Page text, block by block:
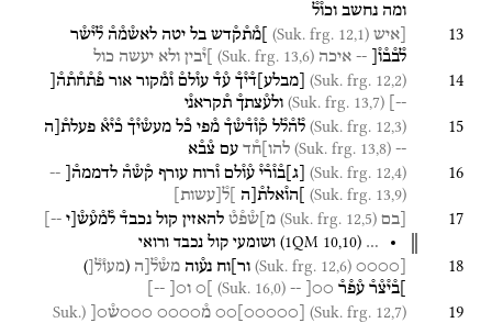
ומה נחשב וכו֯ל֯
13 [איש (Suk. frg. 12,1) ]מ֯ת֯ק֯דש בל יטה לאש֯מ֯ה֯ ל֯י֯ש֯ר
ל֯ב֯ב֯ו֯[
-- איכה (Suk. frg. 13,6) ]י֯בין ולא יעשה כול
14
(Suk. frg. 12,2) מבלע ד֯י֯ך֯ ע֯ד֯ עו֯לם֯ ו֯מ֯קור אור פ֯ת֯ח֯ת֯ה֯[
--]
(Suk. frg. 13,7) ולע֯צתך֯ ת֯קראנ֯י
15
(Suk. frg. 12,3) ל֯ה֯ל֯ל ק֯ו֯ד֯ש֯ך֯ מ֯פי כ֯ל מעש֯י֯ך֯ כ֯י֯א֯ פעלת֯[ה
--
(Suk. frg. 13,8) להו]ח֯ד עם צ֯ב֯א
16
(Suk. frg. 12,4) ג ב֯ו֯ר֯י֯ ע֯ו֯לם ו֯רוח עורף ק֯ש֯ה֯ לדממה֯[ --
(Suk. frg. 13,9) ]הו֯אלת֯[ה ]ל֯ עשות
17 [בם (Suk. frg. 12,5) מ]ש֯פ֯ט֯ להאזין קול נכבד֯ ל֯מ֯ע֯ש֯[י --]
…
(1QM 10,10) ושומעי קול נכבד ורואי
18
[○○○○
(Suk. frg. 12,6) ור]וח נע֯וה מש֯ל֯[ה (מעו֯ל֯[ )
]ב֯י֯צ֯ר֯ ע֯פ֯ר֯ ○○[
--
(Suk. 16,0)
]○ ו○[ --]
19
(Suk. frg. 12,7)
○○○○○
○○ מ֯○○○○ ○○○ש֯○[
(Suk.